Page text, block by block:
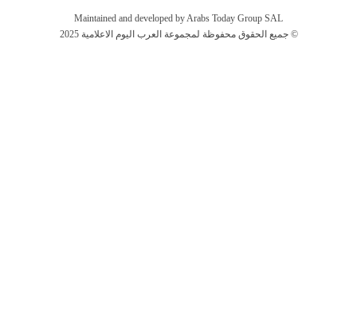
Maintained and developed by Arabs Today Group SAL
جميع الحقوق محفوظة لمجموعة العرب اليوم الاعلامية 2025 ©